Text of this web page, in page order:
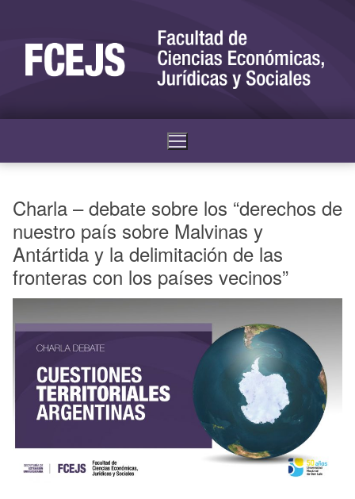
Charla – debate sobre los “derechos de
nuestro país sobre Malvinas y
Antártida y la delimitación de las
fronteras con los países vecinos”